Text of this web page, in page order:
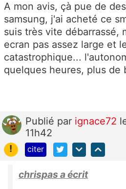
A mon avis, çà pue de
samsung, j'ai acheté ce
suis très vite débarrassé,
ecran pas assez large et
catastrophique...
quelques heures, plus de
Publié par ignace72
11h42
!
citer
chrispas a écrit